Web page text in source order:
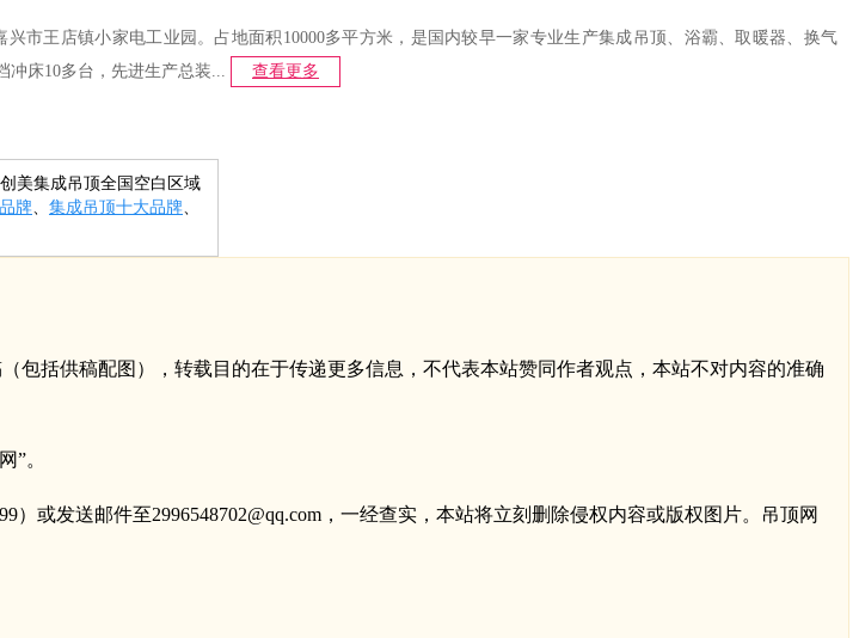
市王店镇小家电工业园。占地面积10000多平方米，是国内较早一家专业生产集成吊顶、浴霸、取暖器、换气
冲床10多台，先进生产总装...
查看更多
美集成吊顶全国空白区域
牌、 集成吊顶十大品牌、
包括供稿配图），转载目的在于传递更多信息，不代表本站赞同作者观点，本站不对内容的准确
”。
或发送邮件至2996548702@qq.com，一经查实，本站将立刻删除侵权内容或版权图片。吊顶网